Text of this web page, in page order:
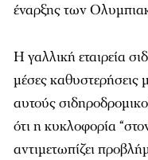
έναρξης των
Η γαλλική εταιρεία
μέσες καθυστερήσεις
αυτούς
ότι η κυκλοφορία
αντιμετωπίζει